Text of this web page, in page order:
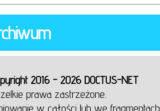
2016 - 2026 DOCTUS-NET
prawa zastrzeżone.
w całości lub we fragmentach